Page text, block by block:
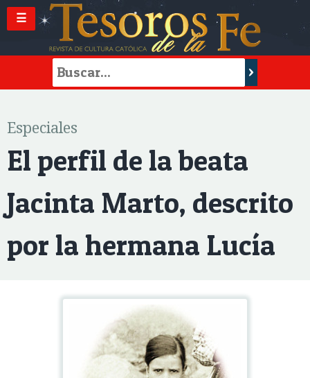
☰
Especiales
El perfil de la beata
Jacinta Marto, descrito
por la hermana Lucía